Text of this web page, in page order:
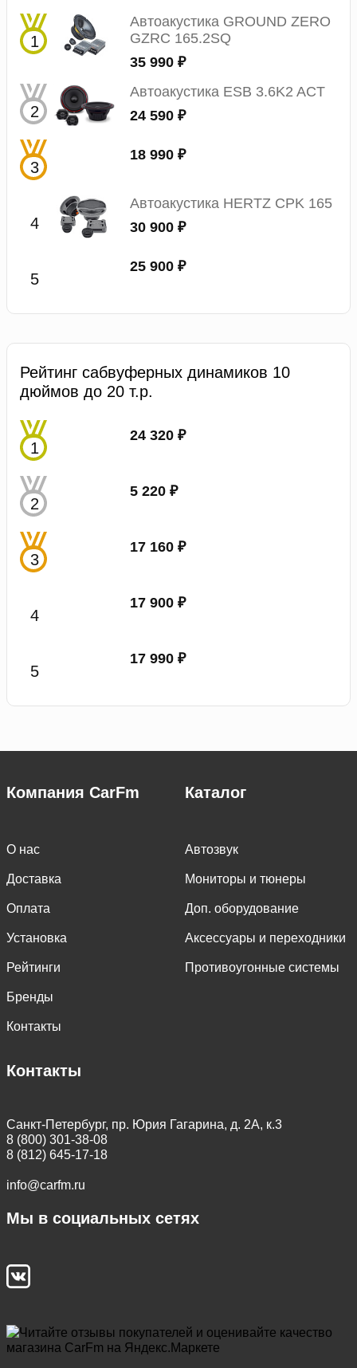
Автоакустика GROUND ZERO
GZRC 165.2SQ
35 990 ₽
Автоакустика ESB 3.6K2 ACT
24 590 ₽
18 990 ₽
Автоакустика HERTZ CPK 165
30 900 ₽
25 900 ₽
Рейтинг сабвуферных динамиков 10
дюймов до 20 т.р.
24 320 ₽
5 220 ₽
17 160 ₽
17 900 ₽
17 990 ₽
Компания CarFm
О нас
Доставка
Оплата
Установка
Рейтинги
Бренды
Контакты
Каталог
Автозвук
Мониторы и тюнеры
Доп. оборудование
Аксессуары и переходники
Противоугонные системы
Контакты
Санкт-Петербург, пр. Юрия Гагарина, д. 2А, к.3
8 (800) 301-38-08
8 (812) 645-17-18
info@carfm.ru
Мы в социальных сетях